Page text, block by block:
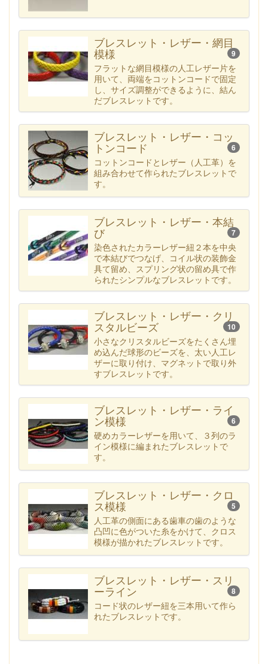
ブレスレット・レザー・網目
模様 9
フラットな網目模様の人工レザー片を
用いて、両端をコットンコードで固定
し、サイズ調整ができるように、結ん
だブレスレットです。
ブレスレット・レザー・コッ
トンコード 6
コットンコードとレザー（人工革）を
組み合わせて作られたブレスレットで
す。
ブレスレット・レザー・本結
び 7
染色されたカラーレザー紐２本を中央
で本結びでつなげ、コイル状の装飾金
具て留め、スプリング状の留め具で作
られたシンプルなブレスレットです。
ブレスレット・レザー・クリ
スタルビーズ 10
小さなクリスタルビーズをたくさん埋
め込んだ球形のビーズを、太い人工レ
ザーに取り付け、マグネットで取り外
すブレスレットです。
ブレスレット・レザー・ライ
ン模様 6
硬めカラーレザーを用いて、３列のラ
イン模様に編まれたブレスレットで
す。
ブレスレット・レザー・クロ
ス模様 5
人工革の側面にある歯車の歯のような
凸凹に色がついた糸をかけて、クロス
模様が描かれたブレスレットです。
ブレスレット・レザー・スリ
ーライン 8
コード状のレザー紐を三本用いて作ら
れたブレスレットです。